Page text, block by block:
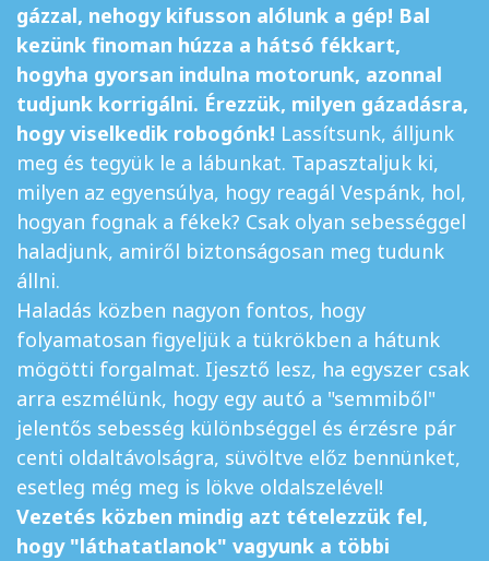
gázzal, nehogy kifusson alólunk a gép! Bal
kezünk finoman húzza a hátsó fékkart,
hogyha gyorsan indulna motorunk, azonnal
tudjunk korrigálni. Érezzük, milyen gázadásra,
hogy viselkedik robogónk! Lassítsunk, álljunk
meg és tegyük le a lábunkat. Tapasztaljuk ki,
milyen az egyensúlya, hogy reagál Vespánk, hol,
hogyan fognak a fékek? Csak olyan sebességgel
haladjunk, amiről biztonságosan meg tudunk
állni.
Haladás közben nagyon fontos, hogy
folyamatosan figyeljük a tükrökben a hátunk
mögötti forgalmat. Ijesztő lesz, ha egyszer csak
arra eszmélünk, hogy egy autó a "semmiből"
jelentős sebesség különbséggel és érzésre pár
centi oldaltávolságra, süvöltve előz bennünket,
esetleg még meg is lökve oldalszelével!
Vezetés közben mindig azt tételezzük fel,
hogy "láthatatlanok" vagyunk a többi